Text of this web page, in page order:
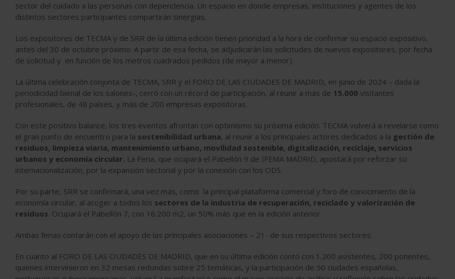
sector del cuidado a las personas con dependencia. Un espacio en donde empresas, instituciones y agentes de los
distintos sectores participantes compartirán sinergias.
Los expositores de TECMA y de SRR de la última edición tienen prioridad a la hora de confirmar su espacio expositivo,
antes del 30 de octubre próximo. A partir de esa fecha, se adjudicarán las solicitudes de nuevos expositores, por fecha
de solicitud y en función de los metros cuadrados pedidos (de mayor a menor).
La última celebración conjunta de TECMA, SRR y el FORO DE LAS CIUDADES DE MADRID, en junio de 2024 – dada la
periodicidad bienal de los salones-, cerró con un récord de participación, al reunir a más de 15.000 visitantes
profesionales, de 48 países, y más de 200 empresas expositoras.
Con este positivo balance, los tres eventos afrontan con optimismo su próxima edición. TECMA volverá a revelarse como
el gran punto de encuentro para la sostenibilidad urbana, al reunir a los principales actores dedicados a la gestión de
residuos, limpieza viaria, mantenimiento urbano, movilidad sostenible, digitalización, reciclaje, servicios
urbanos y economía circular. La Feria, que ocupará el Pabellón 9 de IFEMA MADRID, apostará por reforzar su
internacionalización, por la expansión sectorial y por la conexión con los ODS.
Por su parte, SRR se confirmará, una vez más, como la principal plataforma comercial y foro de conocimiento de la
economía circular, al acoger a todos los sectores de la industria de recuperación, reciclado y valorización de
residuos. Ocupará el Pabellón 7, con 16.200 m2, un 50% más que en la edición anterior.
Ambas ferias contarán con el apoyo de las principales asociaciones – 21- de sus respectivos sectores.
En cuanto al FORO DE LAS CIUDADES DE MADRID, que en su última edición contó con 1.200 asistentes, 200 ponentes,
quienes intervinieron en 32 mesas redondas sobre 25 temáticas, y la participación de 50 ciudades españolas,